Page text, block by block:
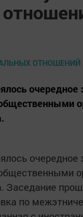
Заседание
по